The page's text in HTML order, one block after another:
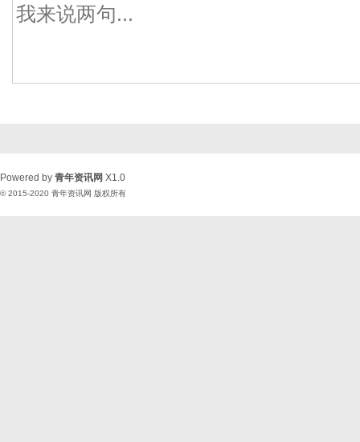
Powered by 青年资讯网 X1.0
© 2015-2020 青年资讯网 版权所有